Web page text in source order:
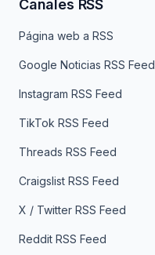
Canales RSS
Página web a RSS
Google Noticias RSS Feed
Instagram RSS Feed
TikTok RSS Feed
Threads RSS Feed
Craigslist RSS Feed
X / Twitter RSS Feed
Reddit RSS Feed